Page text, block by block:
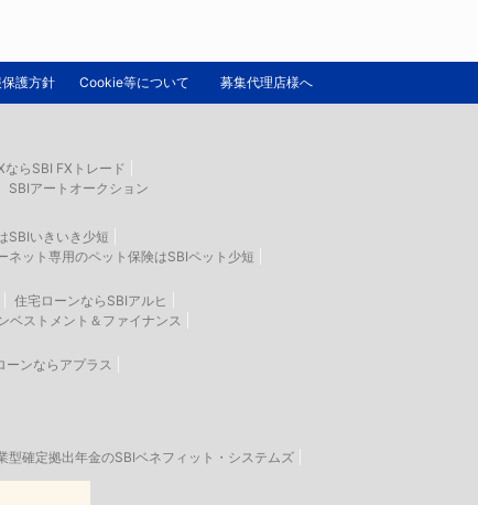
護方針 Cookie等について 募集代理店様へ
ならSBI FXトレード
アートオークション
SBIいきいき少短
ネット専用のペット保険はSBIペット少短
住宅ローンならSBIアルヒ
ベストメント＆ファイナンス
ーンならアプラス
型確定拠出年金のSBIベネフィット・システムズ